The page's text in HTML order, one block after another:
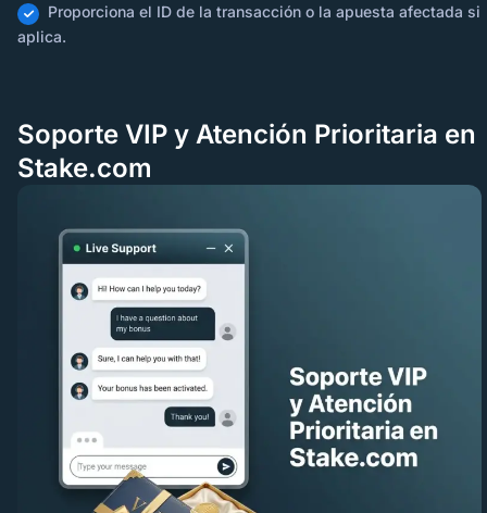
Proporciona el ID de la transacción o la apuesta afectada si
aplica.
Soporte VIP y Atención Prioritaria en
Stake.com